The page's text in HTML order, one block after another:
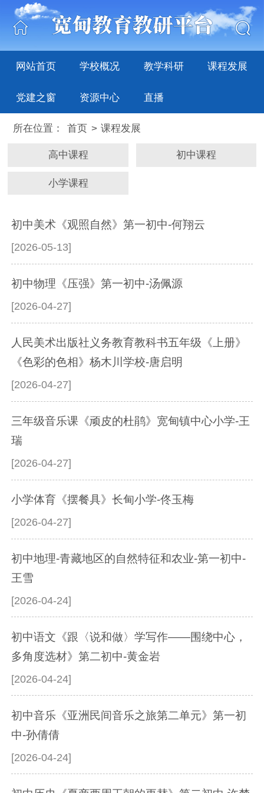
网站首页 学校概况 教学科研 课程发展
党建之窗 资源中心 直播
所在位置： 首页 > 课程发展
高中课程 初中课程
小学课程
初中美术《观照自然》第一初中-何翔云
[2026-05-13]
初中物理《压强》第一初中-汤佩源
[2026-04-27]
人民美术出版社义务教育教科书五年级《上册》
《色彩的色相》杨木川学校-唐启明
[2026-04-27]
三年级音乐课《顽皮的杜鹃》宽甸镇中心小学-王
瑞
[2026-04-27]
小学体育《摆餐具》长甸小学-佟玉梅
[2026-04-27]
初中地理-青藏地区的自然特征和农业-第一初中-
王雪
[2026-04-24]
初中语文《跟〈说和做〉学写作——围绕中心，
多角度选材》第二初中-黄金岩
[2026-04-24]
初中音乐《亚洲民间音乐之旅第二单元》第一初
中-孙倩倩
[2026-04-24]